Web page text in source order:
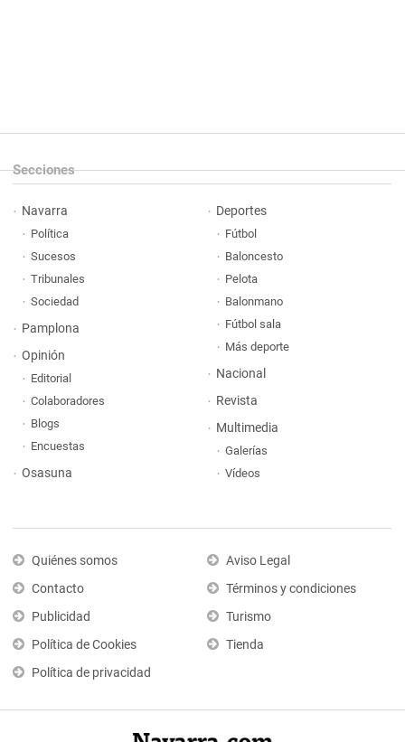
Secciones
Navarra
Política
Sucesos
Tribunales
Sociedad
Pamplona
Opinión
Editorial
Colaboradores
Blogs
Encuestas
Osasuna
Deportes
Fútbol
Baloncesto
Pelota
Balonmano
Fútbol sala
Más deporte
Nacional
Revista
Multimedia
Galerías
Vídeos
Quiénes somos
Contacto
Publicidad
Política de Cookies
Política de privacidad
Aviso Legal
Términos y condiciones
Turismo
Tienda